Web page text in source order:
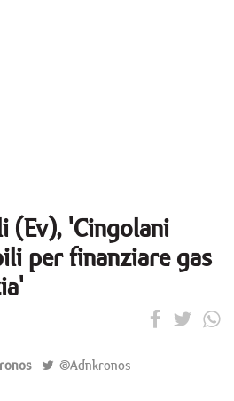
(Ev), 'Cingolani
per finanziare gas
@Adnkronos